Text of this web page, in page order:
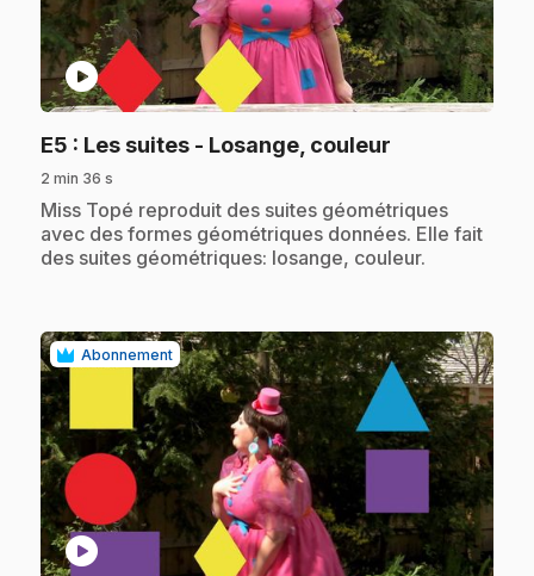
play_circle
E5 : Les suites - Losange, couleur
2 min 36 s
.Miss Topé reproduit des suites géométriques
avec des formes géométriques données. Elle fait
des suites géométriques: losange, couleur.
Abonnement
play_circle